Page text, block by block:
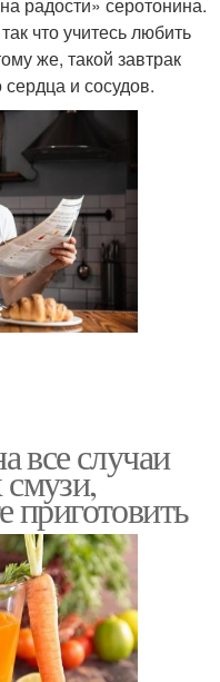
что учитесь любить
же, такой завтрак
и сосудов.
все случаи
приготовить